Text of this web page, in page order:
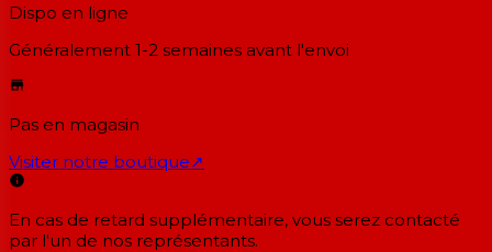
Dispo en ligne
Généralement 1-2 semaines avant l'envoi
Pas en magasin
Visiter notre boutique↗
En cas de retard supplémentaire, vous serez contacté
par l'un de nos représentants.